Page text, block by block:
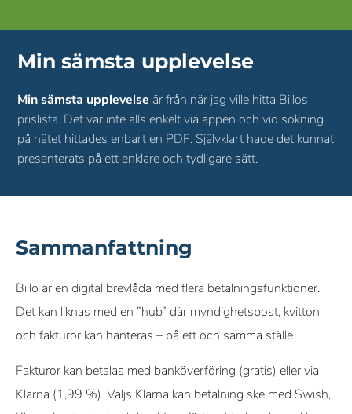
Min sämsta upplevelse
Min sämsta upplevelse är från när jag ville hitta Billos
prislista. Det var inte alls enkelt via appen och vid sökning
på nätet hittades enbart en PDF. Självklart hade det kunnat
presenterats på ett enklare och tydligare sätt.
Sammanfattning
Billo är en digital brevlåda med flera betalningsfunktioner.
Det kan liknas med en ”hub” där myndighetspost, kvitton
och fakturor kan hanteras – på ett och samma ställe.
Fakturor kan betalas med banköverföring (gratis) eller via
Klarna (1,99 %). Väljs Klarna kan betalning ske med Swish,